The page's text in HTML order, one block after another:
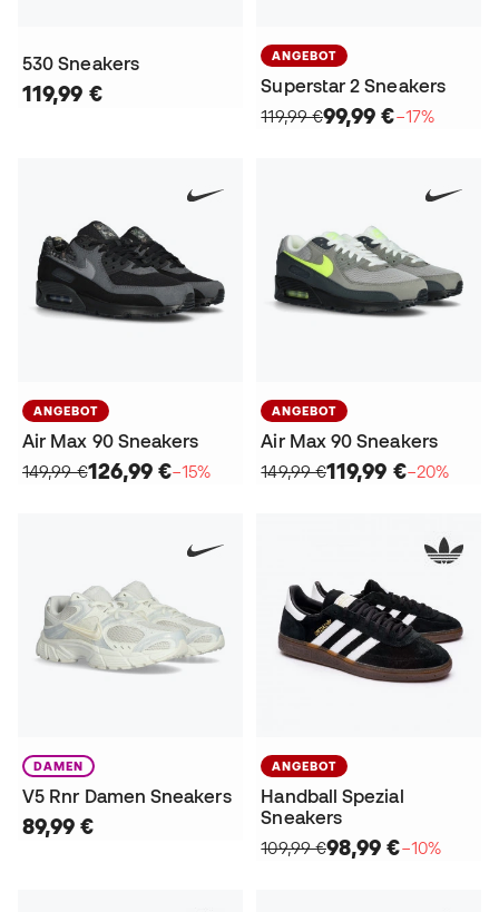
530 Sneakers
119,99 €
ANGEBOT
Superstar 2 Sneakers
119,99 €99,99 €−17%
ANGEBOT
Air Max 90 Sneakers
149,99 €126,99 €−15%
ANGEBOT
Air Max 90 Sneakers
149,99 €119,99 €−20%
DAMEN
V5 Rnr Damen Sneakers
89,99 €
ANGEBOT
Handball Spezial
Sneakers
109,99 €98,99 €−10%